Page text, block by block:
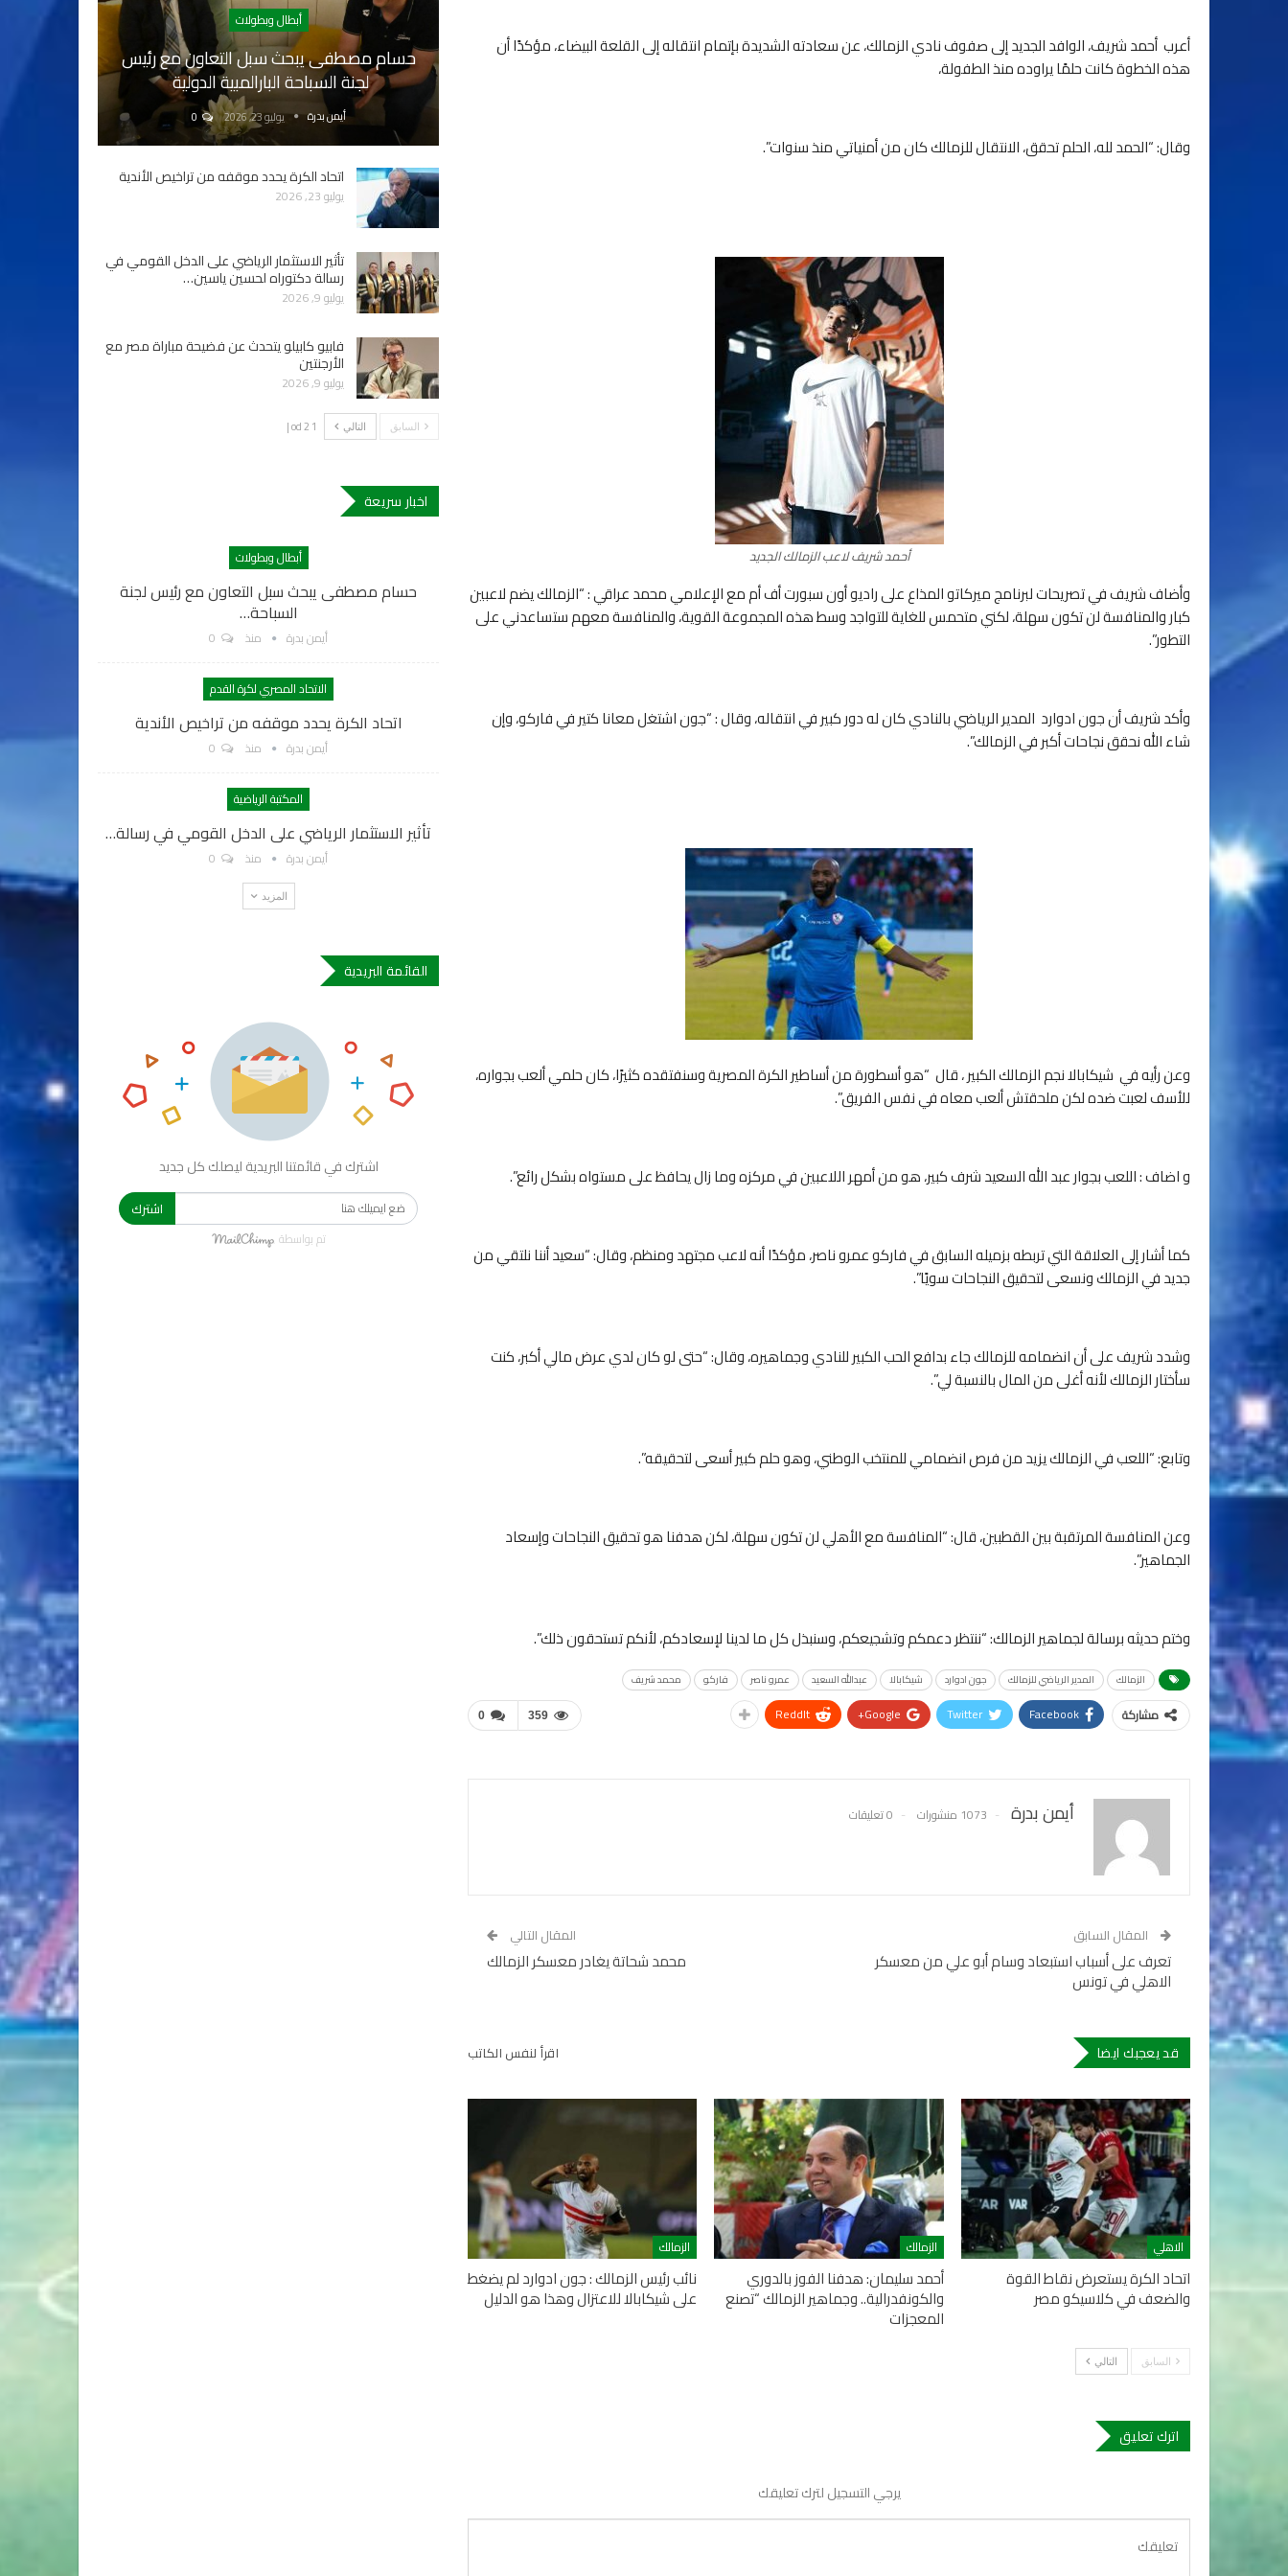
أعرب أحمد شريف، الوافد الجديد إلى صفوف نادي الزمالك، عن سعادته الشديدة بإتمام انتقاله إلى القلعة البيضاء، مؤكدًا أن
هذه الخطوة كانت حلمًا يراوده منذ الطفولة،
وقال: “الحمد لله، الحلم تحقق، الانتقال للزمالك كان من أمنياتي منذ سنوات”.
أحمد شريف لاعب الزمالك الجديد
وأضاف شريف في تصريحات لبرنامج ميركاتو المذاع على راديو أون سبورت أف أم مع الإعلامي محمد عراقي : “الزمالك يضم لاعبين
كبار والمنافسة لن تكون سهلة، لكني متحمس للغاية للتواجد وسط هذه المجموعة القوية، والمنافسة معهم ستساعدني على
التطور”.
وأكد شريف أن جون ادوارد المدير الرياضي بالنادي كان له دور كبير في انتقاله، وقال : “جون اشتغل معانا كتير في فاركو، وإن
شاء الله نحقق نجاحات أكبر في الزمالك”.
وعن رأيه في شيكابالا نجم الزمالك الكبير ، قال “هو أسطورة من أساطير الكرة المصرية وسنفتقده كثيرًا، كان حلمي ألعب بجواره،
للأسف لعبت ضده لكن ملحقتش ألعب معاه في نفس الفريق”.
و اضاف : اللعب بجوار عبد الله السعيد شرف كبير، هو من أمهر اللاعبين في مركزه وما زال يحافظ على مستواه بشكل رائع”.
كما أشار إلى العلاقة التي تربطه بزميله السابق في فاركو عمرو ناصر، مؤكدًا أنه لاعب مجتهد ومنظم، وقال: “سعيد أننا نلتقي من
جديد في الزمالك ونسعى لتحقيق النجاحات سويًا”.
وشدد شريف على أن انضمامه للزمالك جاء بدافع الحب الكبير للنادي وجماهيره، وقال: “حتى لو كان لدي عرض مالي أكبر، كنت
سأختار الزمالك لأنه أغلى من المال بالنسبة لي”.
وتابع: “اللعب في الزمالك يزيد من فرص انضمامي للمنتخب الوطني، وهو حلم كبير أسعى لتحقيقه”.
وعن المنافسة المرتقبة بين القطبين، قال: “المنافسة مع الأهلي لن تكون سهلة، لكن هدفنا هو تحقيق النجاحات وإسعاد
الجماهير”.
وختم حديثه برسالة لجماهير الزمالك: “ننتظر دعمكم وتشجيعكم، وسنبذل كل ما لدينا لإسعادكم، لأنكم تستحقون ذلك”.
الزمالك المدير الرياضي للزمالك جون ادوارد شيكابالا عبدالله السعيد عمرو ناصر فاركو محمد شريف
0 359 مشاركة Facebook
Twitter
Google+
ReddIt
أيمن بدرة 1073 منشورات 0 تعليقات
المقال السابق
تعرف على أسباب استبعاد وسام أبو علي من معسكر
الاهلي في تونس
المقال التالي
محمد شحاتة يغادر معسكر الزمالك
قد يعجبك ايضا اقرأ لنفس الكاتب
الاهلي
اتحاد الكرة يستعرض نقاط القوة
والضعف في كلاسيكو مصر
الزمالك
أحمد سليمان: هدفنا الفوز بالدوري
والكونفدرالية.. وجماهير الزمالك “تصنع
المعجزات
الزمالك
نائب رئيس الزمالك : جون ادوارد لم يضغط
على شيكابالا للاعتزال وهذا هو الدليل
السابق التالي
اترك تعليق
يرجي التسجيل لترك تعليقك
أبطال وبطولات
حسام مصطفى يبحث سبل التعاون مع رئيس
لجنة السباحة البارالمبية الدولية
أيمن بدرة يوليو 23, 2026
اتحاد الكرة يحدد موقفه من تراخيص الأندية
يوليو 23, 2026
تأثير الاستثمار الرياضي على الدخل القومي في
رسالة دكتوراه لحسين ياسين…
يوليو 9, 2026
فابيو كابيلو يتحدث عن فضيحة مباراة مصر مع
الأرجنتين
يوليو 9, 2026
السابق التالي 1 od 2 |
اخبار سريعة
أبطال وبطولات
حسام مصطفى يبحث سبل التعاون مع رئيس لجنة
السباحة…
أيمن بدرة منذ
الاتحاد المصري لكرة القدم
اتحاد الكرة يحدد موقفه من تراخيص الأندية
أيمن بدرة منذ
المكتبة الرياضية
تأثير الاستثمار الرياضي على الدخل القومي في رسالة…
أيمن بدرة منذ
المزيد
القائمة البريدية
اشترك في قائمتنا البريدية ليصلك كل جديد
اشترك
تم بواسطة